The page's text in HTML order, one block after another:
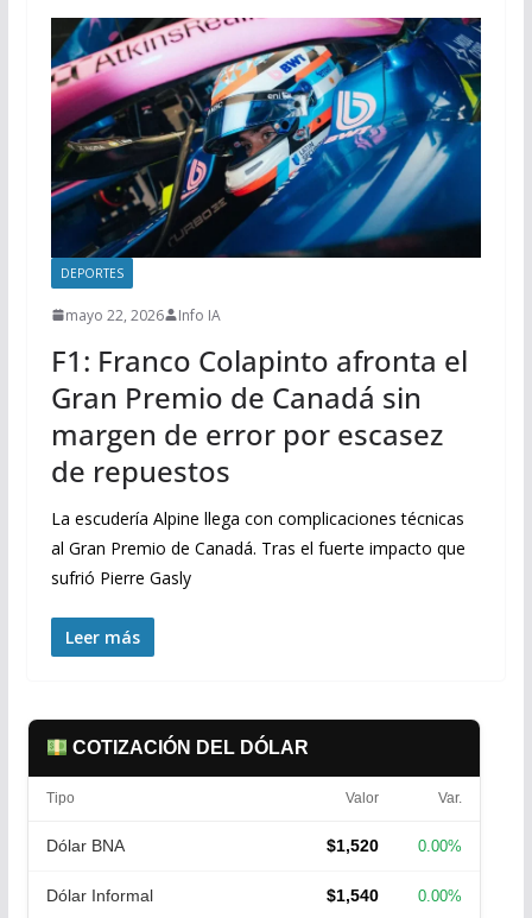
DEPORTES
mayo 22, 2026 Info IA
F1: Franco Colapinto afronta el
Gran Premio de Canadá sin
margen de error por escasez
de repuestos
La escudería Alpine llega con complicaciones técnicas
al Gran Premio de Canadá. Tras el fuerte impacto que
sufrió Pierre Gasly
Leer más
COTIZACIÓN DEL DÓLAR
Tipo Valor Var.
Dólar BNA $1,520 0.00%
Dólar Informal $1,540 0.00%